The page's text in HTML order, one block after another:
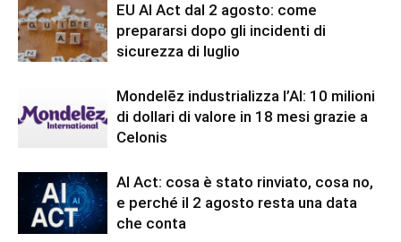
EU AI Act dal 2 agosto: come
prepararsi dopo gli incidenti di
sicurezza di luglio
Mondelēz industrializza l’AI: 10 milioni
di dollari di valore in 18 mesi grazie a
Celonis
AI Act: cosa è stato rinviato, cosa no,
e perché il 2 agosto resta una data
che conta